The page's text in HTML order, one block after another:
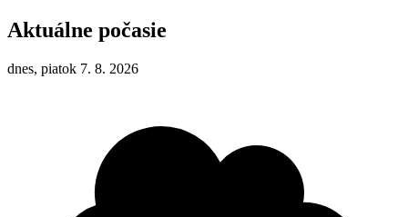
Aktuálne počasie
dnes, piatok 7. 8. 2026